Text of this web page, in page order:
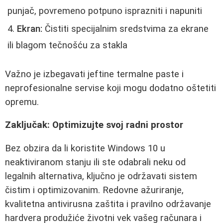
punjač, povremeno potpuno isprazniti i napuniti
Ekran: Čistiti specijalnim sredstvima za ekrane
ili blagom tečnošću za stakla
Važno je izbegavati jeftine termalne paste i
neprofesionalne servise koji mogu dodatno oštetiti
opremu.
Zaključak: Optimizujte svoj radni prostor
Bez obzira da li koristite Windows 10 u
neaktiviranom stanju ili ste odabrali neku od
legalnih alternativa, ključno je održavati sistem
čistim i optimizovanim. Redovne ažuriranje,
kvalitetna antivirusna zaštita i pravilno održavanje
hardvera produžiće životni vek vašeg računara i